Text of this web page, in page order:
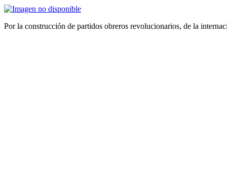
Por la construcción de partidos obreros revolucionarios, de la